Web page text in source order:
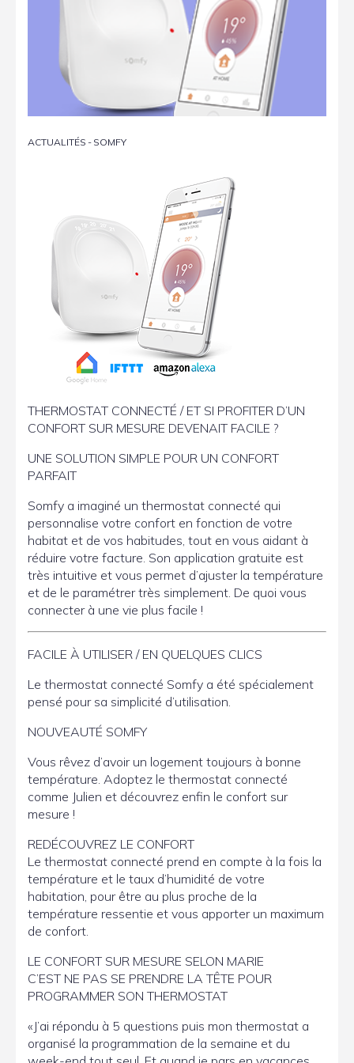
ACTUALITÉS - SOMFY
THERMOSTAT CONNECTÉ / ET SI PROFITER D’UN
CONFORT SUR MESURE DEVENAIT FACILE ?
UNE SOLUTION SIMPLE POUR UN CONFORT
PARFAIT
Somfy a imaginé un thermostat connecté qui
personnalise votre confort en fonction de votre
habitat et de vos habitudes, tout en vous aidant à
réduire votre facture. Son application gratuite est
très intuitive et vous permet d’ajuster la température
et de le paramétrer très simplement. De quoi vous
connecter à une vie plus facile !
FACILE À UTILISER / EN QUELQUES CLICS
Le thermostat connecté Somfy a été spécialement
pensé pour sa simplicité d’utilisation.
NOUVEAUTÉ SOMFY
Vous rêvez d’avoir un logement toujours à bonne
température. Adoptez le thermostat connecté
comme Julien et découvrez enfin le confort sur
mesure !
REDÉCOUVREZ LE CONFORT
Le thermostat connecté prend en compte à la fois la
température et le taux d’humidité de votre
habitation, pour être au plus proche de la
température ressentie et vous apporter un maximum
de confort.
LE CONFORT SUR MESURE SELON MARIE
C’EST NE PAS SE PRENDRE LA TÊTE POUR
PROGRAMMER SON THERMOSTAT
«J’ai répondu à 5 questions puis mon thermostat a
organisé la programmation de la semaine et du